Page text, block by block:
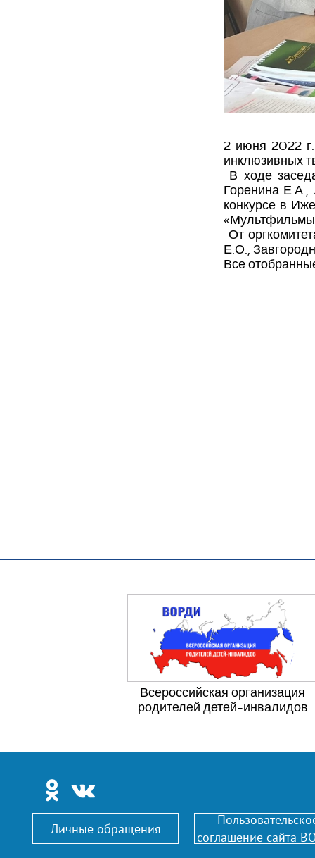
2 июня 2022 г.
инклюзивных
В ходе
Горенина Е.А.,
конкурсе в
«Мультфильмы
От
Е.О.,
Все
Всероссийская организация
родителей детей-инвалидов
соглашение сайта
Личные обращения